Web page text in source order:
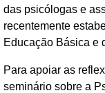
das psicólogas e
recentemente
Educação Básica e
Para apoiar as
seminário sobre a